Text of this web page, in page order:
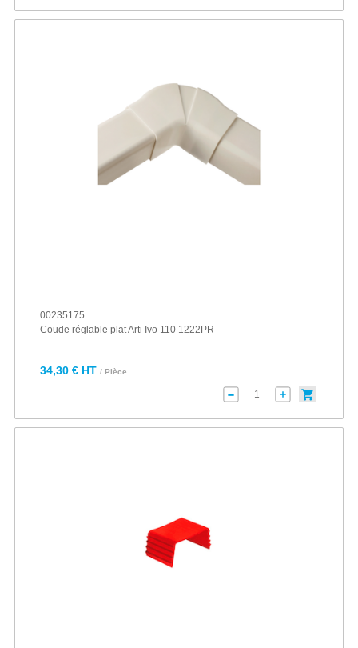
00235175
Coude réglable plat Arti Ivo 110 1222PR
34,30 € HT / Pièce